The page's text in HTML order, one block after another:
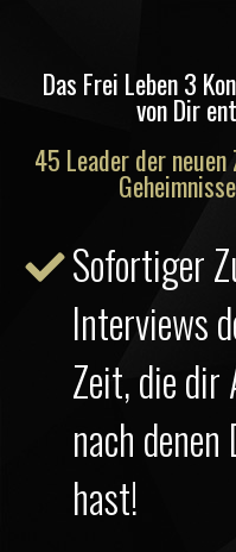
Das Frei Leben 3
von Dir
45 Leader der
Sofortiger
Interviews
Zeit, die dir
nach
hast!